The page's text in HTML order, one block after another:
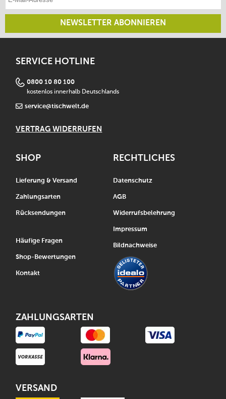
NEWSLETTER ABONNIEREN
SERVICE HOTLINE
0800 10 80 100
kostenlos innerhalb Deutschlands
service@tischwelt.de
VERTRAG WIDERRUFEN
SHOP
Lieferung & Versand
Zahlungsarten
Rücksendungen
Häufige Fragen
Shop-Bewertungen
Kontakt
RECHTLICHES
Datenschutz
AGB
Widerrufsbelehrung
Impressum
Bildnachweise
ZAHLUNGSARTEN
VERSAND